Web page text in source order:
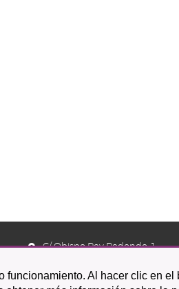
funcionamiento. Al hacer clic en
C/ Obispo Rey Redondo, 1.
922 601 100